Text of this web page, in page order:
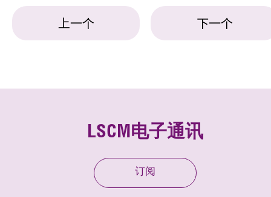
上一个 下一个
LSCM电子通讯
订阅